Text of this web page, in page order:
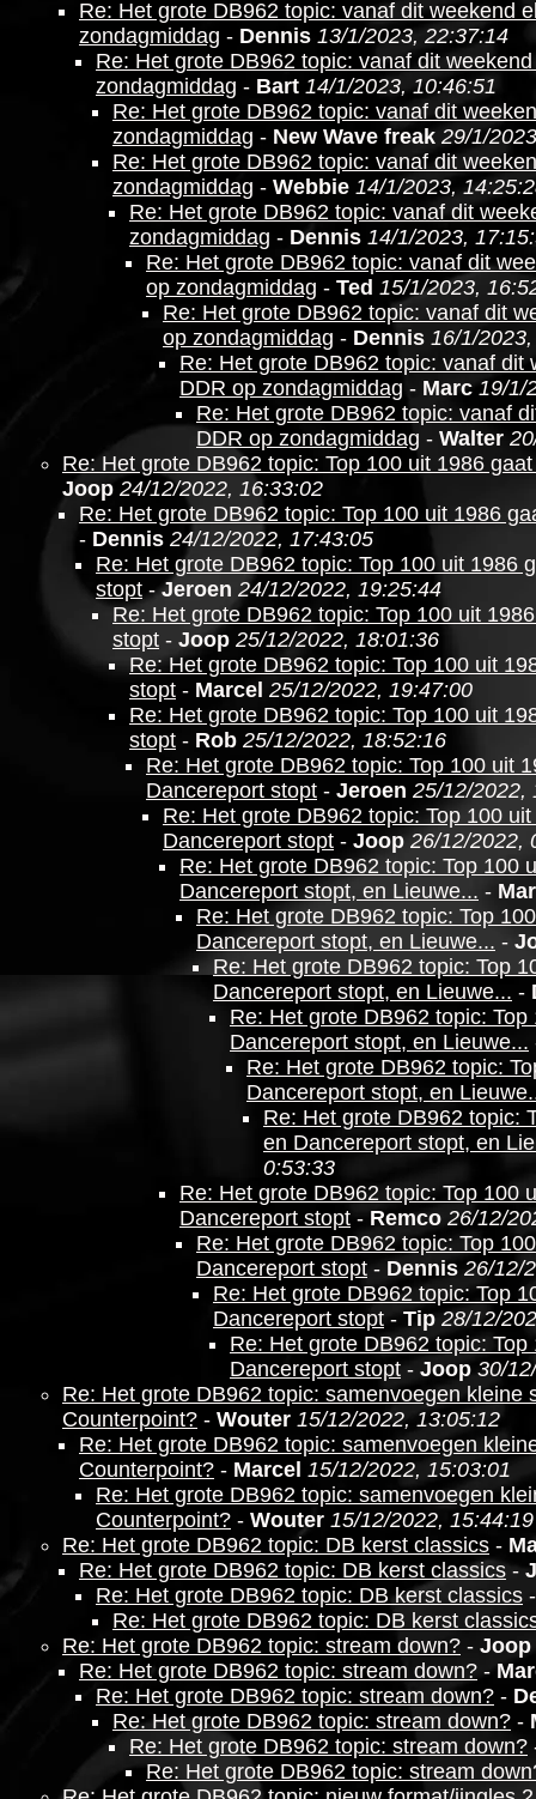
Re: Het grote DB962 topic: vanaf dit weekend
zondagmiddag - Dennis 13/1/2023, 22:37:14
Re: Het grote DB962 topic: vanaf dit
zondagmiddag - Bart 14/1/2023, 10:46:51
Re: Het grote DB962 topic: vanaf dit
zondagmiddag - New Wave freak 29/1/
Re: Het grote DB962 topic: vanaf dit
zondagmiddag - Webbie 14/1/2023,
Re: Het grote DB962 topic: vanaf dit
zondagmiddag - Dennis 14/1/2023,
Re: Het grote DB962 topic: vanaf dit
op zondagmiddag - Ted 15/1/2023,
Re: Het grote DB962 topic: vanaf dit
op zondagmiddag - Dennis 16/1/
Re: Het grote DB962 topic: vanaf dit
DDR op zondagmiddag - Marc 19/1/
Re: Het grote DB962 topic: vanaf
DDR op zondagmiddag - Walter
Re: Het grote DB962 topic: Top 100 uit 1986
Joop 24/12/2022, 16:33:02
Re: Het grote DB962 topic: Top 100 uit 1986
- Dennis 24/12/2022, 17:43:05
Re: Het grote DB962 topic: Top 100 uit 1986
stopt -Jeroen 24/12/2022, 19:25:44
Re: Het grote DB962 topic: Top 100 uit
stopt - Joop 25/12/2022, 18:01:36
Re: Het grote DB962 topic: Top 100 uit
stopt - Marcel 25/12/2022, 19:47:00
Re: Het grote DB962 topic: Top 100 uit
stopt - Rob 25/12/2022, 18:52:16
Re: Het grote DB962 topic: Top 100 uit
Dancereport stopt - Jeroen 25/12/2022,
Re: Het grote DB962 topic: Top 100
Dancereport stopt - Joop 26/12/2022,
Re: Het grote DB962 topic: Top 100
Dancereport stopt, en Lieuwe... -
Re: Het grote DB962 topic: Top
Dancereport stopt, en Lieuwe... -
Re: Het grote DB962 topic: Top
Dancereport stopt, en Lieuwe... -
Re: Het grote DB962 topic:
Dancereport stopt, en Lieuwe...
Re: Het grote DB962 topic:
Dancereport stopt, en
Re: Het grote DB962 topic:
en Dancereport stopt, en
0:53:33
Re: Het grote DB962 topic: Top 100
Dancereport stopt - Remco 26/12/
Re: Het grote DB962 topic: Top
Dancereport stopt - Dennis 26/12/
Re: Het grote DB962 topic: Top
Dancereport stopt - Tip 28/12/
Re: Het grote DB962 topic:
Dancereport stopt - Joop 30/
Re: Het grote DB962 topic: samenvoegen kleine
Counterpoint? - Wouter 15/12/2022, 13:05:12
Re: Het grote DB962 topic: samenvoegen
Counterpoint? - Marcel 15/12/2022, 15:03:01
Re: Het grote DB962 topic: samenvoegen
Counterpoint? - Wouter 15/12/2022, 15:44:19
Re: Het grote DB962 topic: DB kerst classics -
Re: Het grote DB962 topic: DB kerst classics -
Re: Het grote DB962 topic: DB kerst classics
Re: Het grote DB962 topic: DB kerst
Re: Het grote DB962 topic: stream down? - Joop
Re: Het grote DB962 topic: stream down? -
Re: Het grote DB962 topic: stream down? -
Re: Het grote DB962 topic: stream down? -
Re: Het grote DB962 topic: stream down?
Re: Het grote DB962 topic: stream